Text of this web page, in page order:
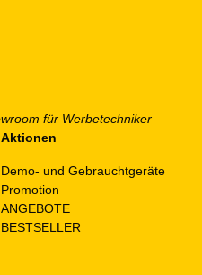
Aktionen
Demo- und Gebrauchtgeräte
Promotion
ANGEBOTE
BESTSELLER